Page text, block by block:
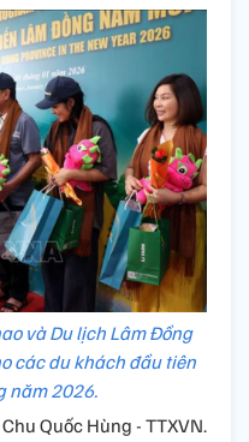
và Du lịch Lâm Đồng
các du khách đầu tiên
năm 2026.
Quốc Hùng - TTXVN.